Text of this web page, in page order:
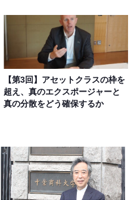
【第3回】アセットクラスの枠を
超え、真のエクスポージャーと
真の分散をどう確保するか